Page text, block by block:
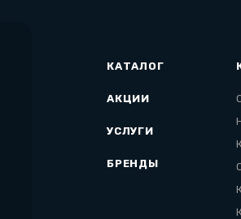
КАТАЛОГ
АКЦИИ
УСЛУГИ
БРЕНДЫ